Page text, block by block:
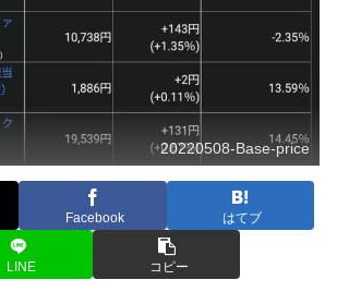
20220508-Base-price
Facebook はてブ
LINE コピー